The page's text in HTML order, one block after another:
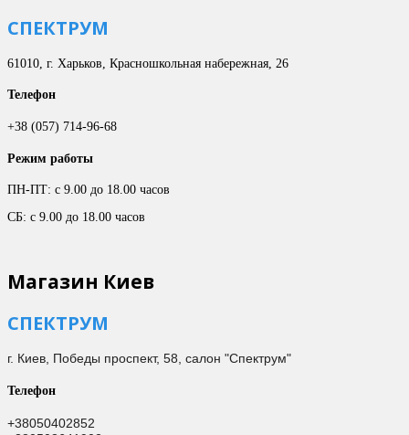
СПЕКТРУМ
61010, г. Харьков, Красношкольная набережная, 26
Телефон
+38 (057) 714-96-68
Режим работы
ПН-ПТ: с 9.00 до 18.00 часов
СБ: с 9.00 до 18.00 часов
Магазин Киев
СПЕКТРУМ
г. Киев, Победы проспект, 58, салон "Спектрум"
Телефон
+38050402852